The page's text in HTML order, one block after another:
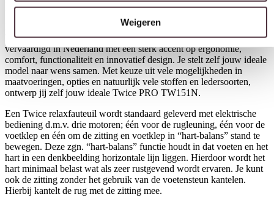
Weigeren
Download hier de productspecificaties
Model PRO TW151N uit de Twice relaxfauteuil collectie van De
Toekomst. De fauteuils van De Toekomst worden ambachtelijk
vervaardigd in Nederland met een sterk accent op ergonomie,
comfort, functionaliteit en innovatief design. Je stelt zelf jouw ideale
model naar wens samen. Met keuze uit vele mogelijkheden in
maatvoeringen, opties en natuurlijk vele stoffen en ledersoorten,
ontwerp jij zelf jouw ideale Twice PRO TW151N.
Een Twice relaxfauteuil wordt standaard geleverd met elektrische
bediening d.m.v. drie motoren; één voor de rugleuning, één voor de
voetklep en één om de zitting en voetklep in “hart-balans” stand te
bewegen. Deze zgn. “hart-balans” functie houdt in dat voeten en het
hart in een denkbeelding horizontale lijn liggen. Hierdoor wordt het
hart minimaal belast wat als zeer rustgevend wordt ervaren. Je kunt
ook de zitting zonder het gebruik van de voetensteun kantelen.
Hierbij kantelt de rug met de zitting mee.